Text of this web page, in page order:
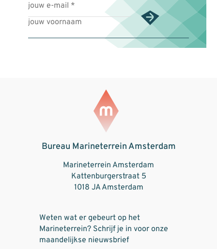
Bureau Marineterrein Amsterdam
Marineterrein Amsterdam
Kattenburgerstraat 5
1018 JA Amsterdam
Weten wat er gebeurt op het
Marineterrein? Schrijf je in voor onze
maandelijkse nieuwsbrief